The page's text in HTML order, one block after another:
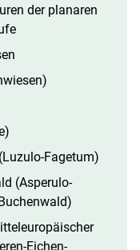
der planaren
Fagetum)
(Asperulo-
Eichen-